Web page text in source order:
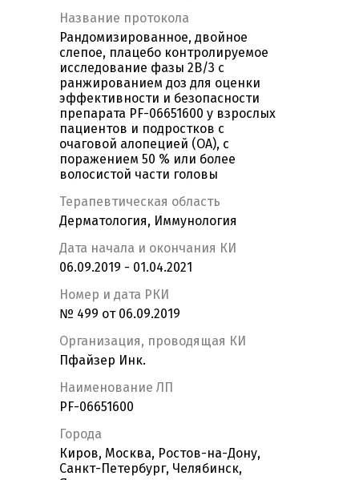
Название протокола
Рандомизированное, двойное
слепое, плацебо контролируемое
исследование фазы 2B/3 с
ранжированием доз для оценки
эффективности и безопасности
препарата PF-06651600 у взрослых
пациентов и подростков с
очаговой алопецией (ОА), с
поражением 50 % или более
волосистой части головы
Терапевтическая область
Дерматология, Иммунология
Дата начала и окончания КИ
06.09.2019 - 01.04.2021
Номер и дата РКИ
№ 499 от 06.09.2019
Организация, проводящая КИ
Пфайзер Инк.
Наименование ЛП
PF-06651600
Города
Киров, Москва, Ростов-на-Дону,
Санкт-Петербург, Челябинск,